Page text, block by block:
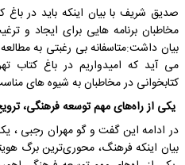
صدیق شریف با بیان اینکه باید در
مخاطبان برنامه هایی برای ایجاد و
بیان داشت:متاسفانه بی رغبتی به
می آید که امیدواریم در باغ کتاب
کتابخوانی در مخاطبان به شیوه های
یکی از راه‌های مهم توسعه فرهنگی،
در ادامه این گفت و گو مهران رجبی ،
بیان اینکه فرهنگ، محوری‌ترین